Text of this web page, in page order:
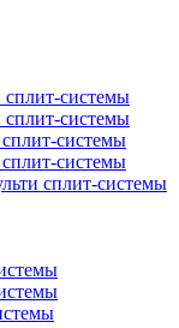
системы
системы
системы
системы
сплит-системы